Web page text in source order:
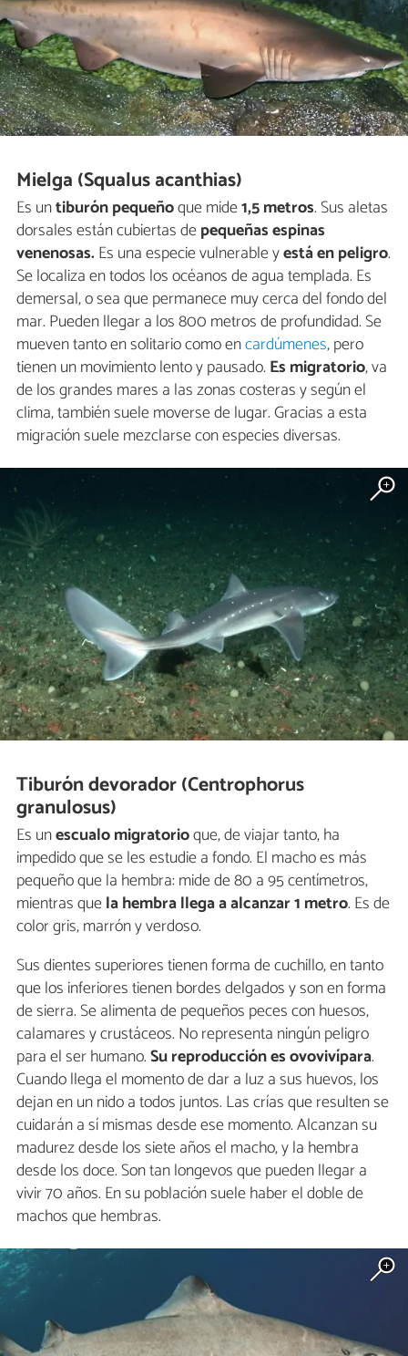
Mielga (Squalus acanthias)
Es untiburón pequeñoque mide1,5 metros. Sus aletas
dorsales están cubiertas depequeñas espinas
venenosas.Es una especie vulnerable yestá en peligro.
Se localiza en todos los océanos de agua templada. Es
demersal, o sea que permanece muy cerca del fondo del
mar. Pueden llegar a los 800 metros de profundidad. Se
mueven tanto en solitario como encardúmenes, pero
tienen un movimiento lento y pausado. Es migratorio, va
de los grandes mares a las zonas costeras y según el
clima, también suele moverse de lugar. Gracias a esta
migración suele mezclarse con especies diversas.
Tiburón devorador (Centrophorus
granulosus)
Es unescualo migratorioque, de viajar tanto, ha
impedido que se les estudie a fondo. El macho es más
pequeño que la hembra: mide de 80 a 95 centímetros,
mientras quela hembra llega a alcanzar 1 metro. Es de
color gris, marrón y verdoso.
Sus dientes superiores tienen forma de cuchillo, en tanto
que los inferiores tienen bordes delgados y son en forma
de sierra. Se alimenta de pequeños peces con huesos,
calamares y crustáceos. No representa ningún peligro
para el ser humano.Su reproducción es ovovivípara.
Cuando llega el momento de dar a luz a sus huevos, los
dejan en un nido a todos juntos. Las crías que resulten se
cuidarán a sí mismas desde ese momento. Alcanzan su
madurez desde los siete años el macho, y la hembra
desde los doce. Son tan longevos que pueden llegar a
vivir 70 años. En su población suele haber el doble de
machos que hembras.